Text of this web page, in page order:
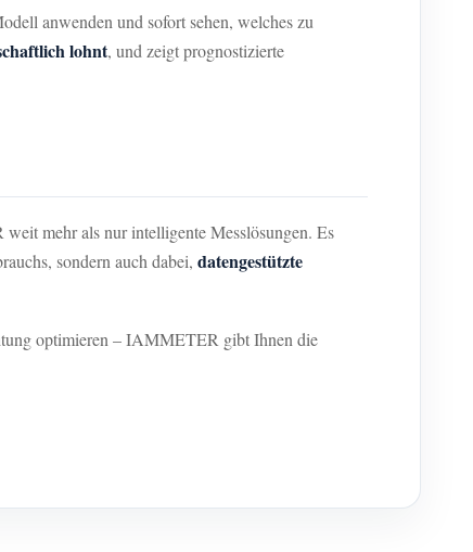
anwenden und sofort sehen, welches zu
lohnt, und zeigt prognostizierte
mehr als nur intelligente Messlösungen. Es
sondern auch dabei, datengestützte
optimieren – IAMMETER gibt Ihnen die